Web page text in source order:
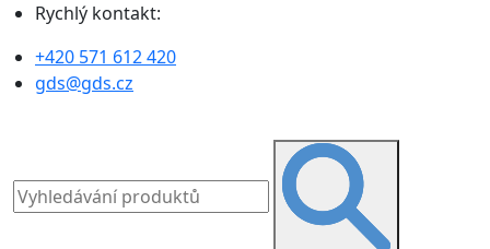
Rychlý kontakt:
+420 571 612 420
gds@gds.cz